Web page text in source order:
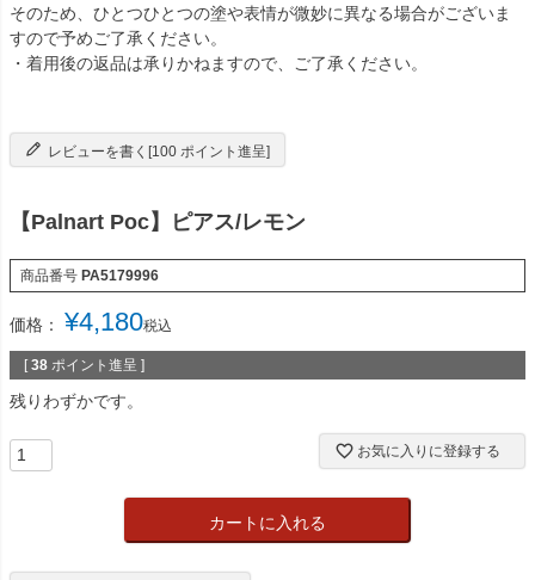
そのため、ひとつひとつの塗や表情が微妙に異なる場合がございま
すので予めご了承ください。
・着用後の返品は承りかねますので、ご了承ください。
レビューを書く[100 ポイント進呈]
【Palnart Poc】ピアス/レモン
商品番号 PA5179996
価格： ¥4,180税込
[ 38 ポイント進呈 ]
残りわずかです。
お気に入りに登録する
カートに入れる